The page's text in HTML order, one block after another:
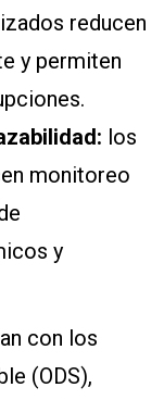
reducen
y permiten
los
monitoreo
y
con los
(ODS),